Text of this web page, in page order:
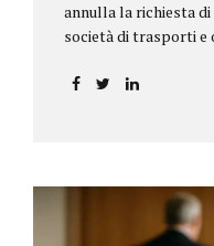
annulla la richiesta
società di trasporti e